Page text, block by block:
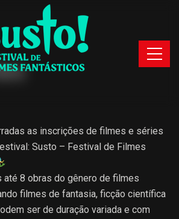
as inscrições de filmes e séries
Susto – Festival de Filmes
até 8 obras do gênero de filmes
filmes de fantasia, ficção científica
ser de duração variada e com